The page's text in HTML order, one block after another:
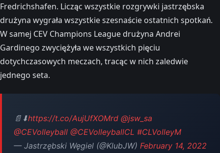
Fredrichshafen. Licząc wszystkie rozgrywki jastrzębska
drużyna wygrała wszystkie szesnaście ostatnich spotkań.
W samej CEV Champions League drużyna Andrei
Gardinego zwyciężyła we wszystkich pięciu
dotychczasowych meczach, tracąc w nich zaledwie
jednego seta.
📄⬇https://t.co/AujUfXOMrd @jsw_sa
@CEVolleyball @CEVolleyballCL #CLVolleyM
— Jastrzębski Węgiel (@KlubJW) February 14, 2022